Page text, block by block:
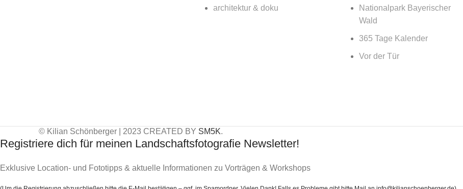
architektur & doku
Nationalpark Bayerischer
Wald
365 Tage Kalender
Vor der Tür
© Kilian Schönberger | 2023 CREATED BY SM5K.
Registriere dich für meinen Landschaftsfotografie Newsletter!
Exklusive Location- und Fototipps & aktuelle Informationen zu Vorträgen & Workshops